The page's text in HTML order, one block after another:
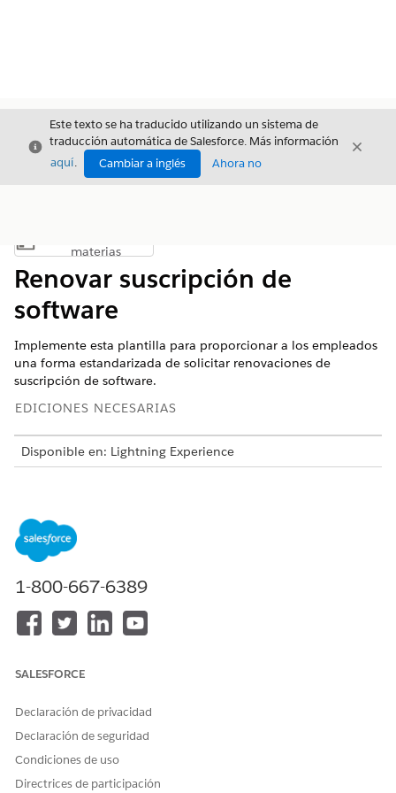
Cerrar
Este texto se ha traducido utilizando un sistema de
traducción automática de Salesforce. Más información
aquí. Cambiar a inglés Ahora no
Cerrar
Mostrar índice de materias
materias
Renovar suscripción de
software
Implemente esta plantilla para proporcionar a los empleados
una forma estandarizada de solicitar renovaciones de
suscripción de software.
EDICIONES NECESARIAS
Disponible en: Lightning Experience
Esta plantilla crea un registro de solicitud de servicio que
captura detalles de usuario esenciales para una realización
Atributos de admisión
El formulario de admisión para esta plantilla captura estos
Nombre de software: El nombre de la aplicación de
Periodo de tiempo de renovación: La duración solicitada
para la renovación de suscripción.
Justificación comercial: Una breve explicación de por qué
la renovación de software es necesaria para continuar
1-800-667-6389
SALESFORCE
Declaración de privacidad
Declaración de seguridad
Condiciones de uso
Directrices de participación